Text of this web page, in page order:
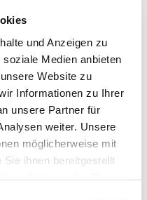
und Anzeigen zu
Medien anbieten
Website zu
Informationen zu Ihrer
unsere Partner für
weiter. Unsere
möglicherweise mit
ihnen bereitgestellt
Sie auch